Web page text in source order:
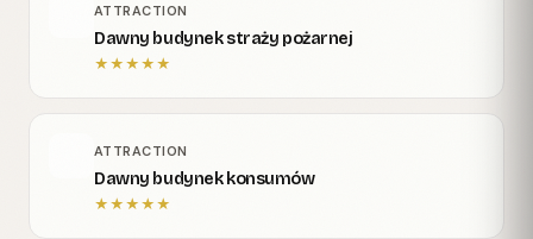
ATTRACTION
Dawny budynek straży pożarnej
★★★★★
ATTRACTION
Dawny budynek konsumów
★★★★★